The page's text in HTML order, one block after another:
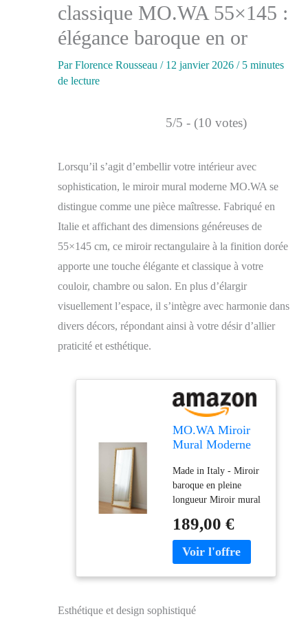
classique MO.WA 55×145 :
élégance baroque en or
ParFlorence Rousseau / 12 janvier 2026 / 5 minutes
de lecture
5/5 - (10 votes)
Lorsqu’il s’agit d’embellir votre intérieur avec
sophistication, le miroir mural moderne MO.WA se
distingue comme une pièce maîtresse. Fabriqué en
Italie et affichant des dimensions généreuses de
55×145 cm, ce miroir rectangulaire à la finition dorée
apporte une touche élégante et classique à votre
couloir, chambre ou salon. En plus d’élargir
visuellement l’espace, il s’intègre avec harmonie dans
divers décors, répondant ainsi à votre désir d’allier
praticité et esthétique.
MO.WA Miroir
Mural Moderne
Italie, Miroir Or
55x145, Miroir
Mural
rectangulaire,
Miroir Classique
pour Couloir,
Chambre, Salon,
entrée Maison
Made in Italy - Miroir
baroque en pleine
longueur Miroir mural
classique style baroque
français en bois doré.
Mésure extérieure cm.
qualité supérieure de 4
189,00 €
Esthétique et design sophistiqué